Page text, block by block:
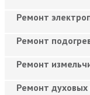
Ремонт
Ремонт
Ремонт
Ремонт